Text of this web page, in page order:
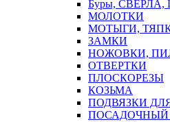
Буры,
МОЛОТКИ
МОТЫГИ,
ЗАМКИ
НОЖОВКИ,
ОТВЕРТКИ
ПЛОСКОРЕЗЫ
КОЗЬМА
ПОДВЯЗКИ
ПОСАДОЧНЫЙ